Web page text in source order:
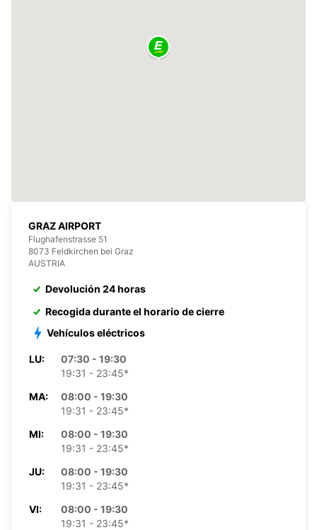
GRAZ AIRPORT
Flughafenstrasse 51
8073 Feldkirchen bei Graz
AUSTRIA
Devolución 24 horas
Recogida durante el horario de cierre
Vehículos eléctricos
LU:
07:30 - 19:30
19:31 - 23:45*
MA:
08:00 - 19:30
19:31 - 23:45*
MI:
08:00 - 19:30
19:31 - 23:45*
JU:
08:00 - 19:30
19:31 - 23:45*
VI:
08:00 - 19:30
19:31 - 23:45*